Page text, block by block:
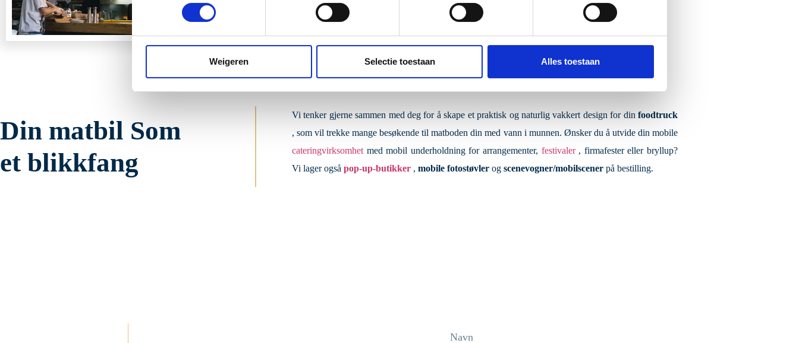
Weigeren Selectie toestaan Alles toestaan
velge interiør helt selv! Vil du bare ha et kjøkken inne eller vil
du også ha en separat bar eller til og med en sittegruppe?
Din matbil Som
et blikkfang
Vi tenker gjerne sammen med deg for å skape et praktisk og naturlig vakkert design for din foodtruck
, som vil trekke mange besøkende til matboden din med vann i munnen. Ønsker du å utvide din mobile
cateringvirksomhet med mobil underholdning for arrangementer, festivaler, firmafester eller bryllup?
Vi lager også pop-up-butikker , mobile fotostøvler og scenevogner/mobilscener på bestilling.